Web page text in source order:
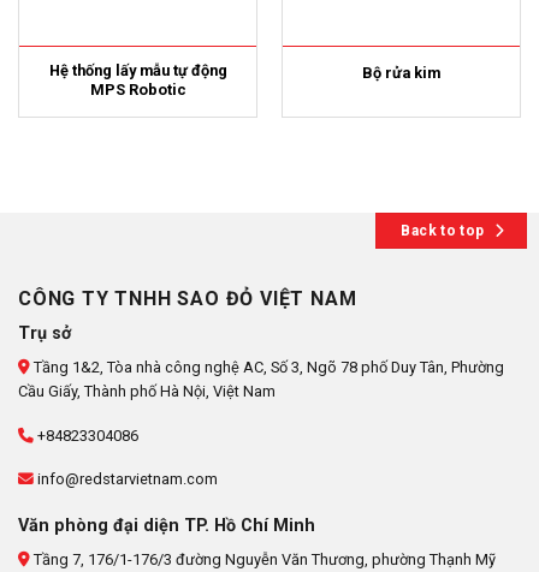
Hệ thống lấy mẫu tự động
MPS Robotic
Bộ rửa kim
Back to top
CÔNG TY TNHH SAO ĐỎ VIỆT NAM
Trụ sở
Tầng 1&2, Tòa nhà công nghệ AC, Số 3, Ngõ 78 phố Duy Tân, Phường
Cầu Giấy, Thành phố Hà Nội, Việt Nam
+84823304086
info@redstarvietnam.com
Văn phòng đại diện TP. Hồ Chí Minh
Tầng 7, 176/1-176/3 đường Nguyễn Văn Thương, phường Thạnh Mỹ